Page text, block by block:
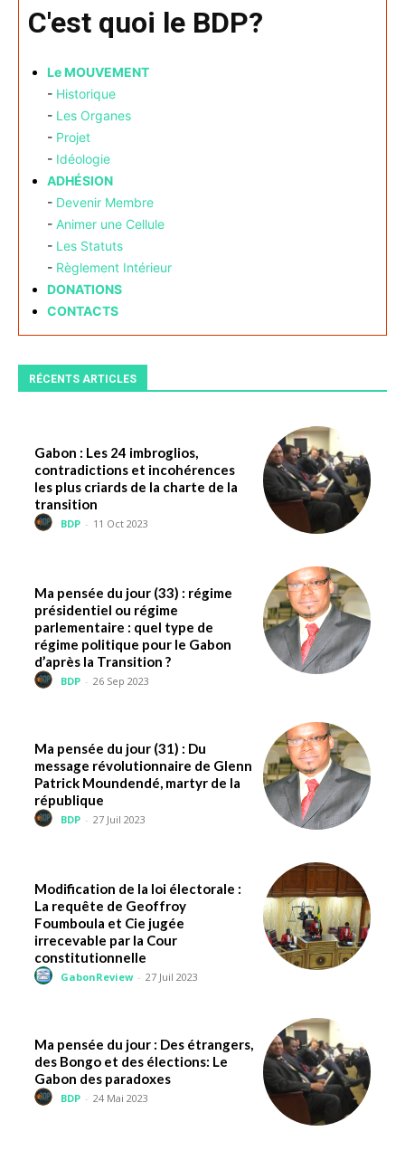
C'est quoi le BDP?
Le MOUVEMENT
- Historique
- Les Organes
- Projet
- Idéologie
ADHÉSION
- Devenir Membre
- Animer une Cellule
- Les Statuts
- Règlement Intérieur
DONATIONS
CONTACTS
RÉCENTS ARTICLES
Gabon : Les 24 imbroglios,
contradictions et incohérences
les plus criards de la charte de la
transition
BDP - 11 Oct 2023
Ma pensée du jour (33) : régime
présidentiel ou régime
parlementaire : quel type de
régime politique pour le Gabon
d’après la Transition ?
BDP - 26 Sep 2023
Ma pensée du jour (31) : Du
message révolutionnaire de Glenn
Patrick Moundendé, martyr de la
république
BDP - 27 Juil 2023
Modification de la loi électorale :
La requête de Geoffroy
Foumboula et Cie jugée
irrecevable par la Cour
constitutionnelle
GabonReview - 27 Juil 2023
Ma pensée du jour : Des étrangers,
des Bongo et des élections: Le
Gabon des paradoxes
BDP - 24 Mai 2023